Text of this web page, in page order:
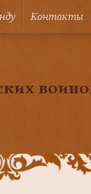
Контакты